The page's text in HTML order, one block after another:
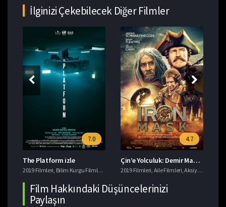
İlginizi Çekebilecek Diğer Filmler
,Macera Filmleri
7.0
The Platform izle
2019 Filmleri Bilim Kurgu Filmleri Gerilim Filmleri,imdb 7+ Filmler ,Korku Filmleri
4.7
Çin’e Yolculuk: Demir Maskenin Gizemi izle
2019 Filmleri Aile Filmleri ,Aksiyon Filmleri
Film Hakkındaki Düşüncelerinizi
Paylaşın